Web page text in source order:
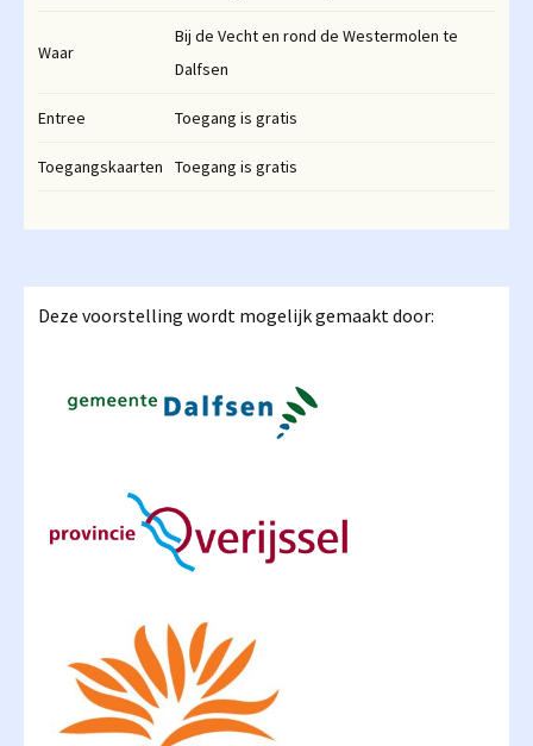
Waar
Bij de Vecht en rond de Westermolen te
Dalfsen
Entree Toegang is gratis
Toegangskaarten Toegang is gratis
Deze voorstelling wordt mogelijk gemaakt door: